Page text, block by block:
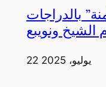
بالدراجات
الشيخ ونويبع
22 يوليو، 2025